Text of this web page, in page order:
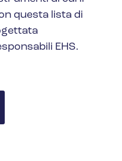
questa lista di
EHS.